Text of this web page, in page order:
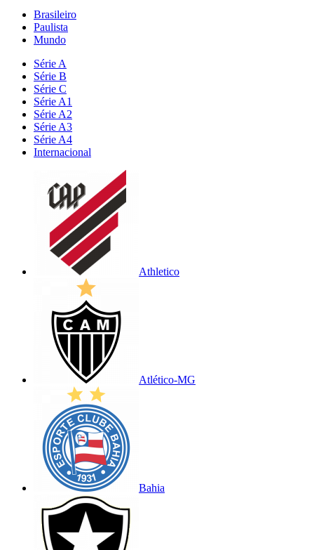
Brasileiro
Paulista
Mundo
Série A
Série B
Série C
Série A1
Série A2
Série A3
Série A4
Internacional
Athletico
Atlético-MG
Bahia